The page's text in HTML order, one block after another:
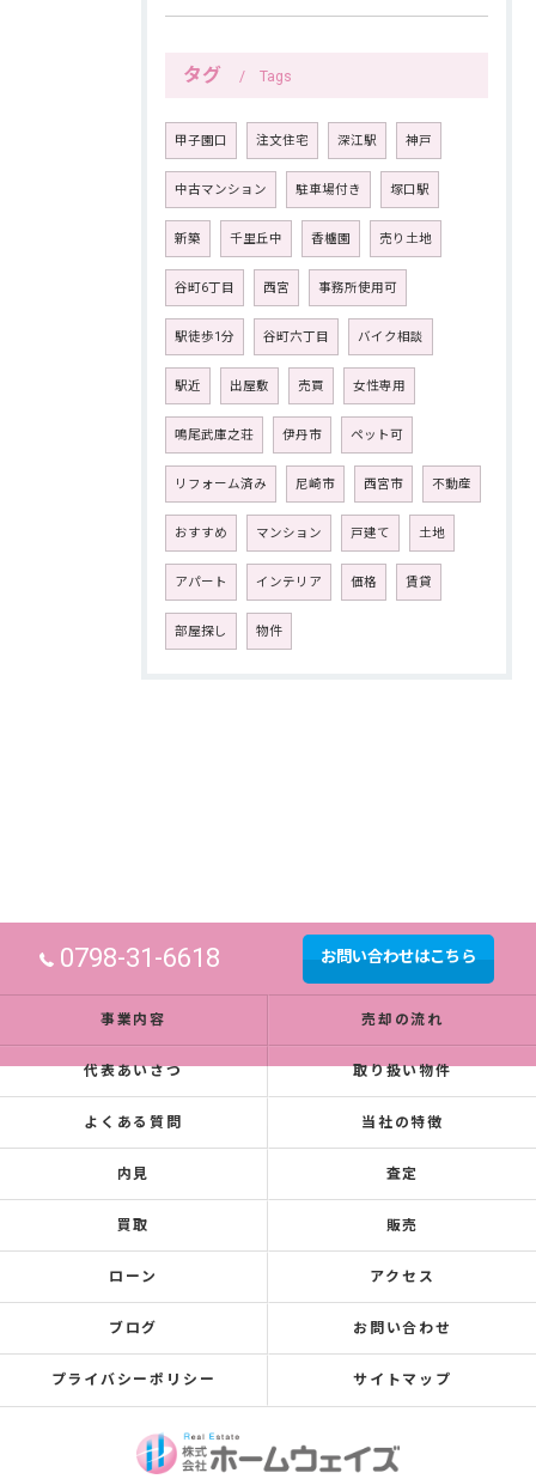
タグ Tags
甲子園口 注文住宅 深江駅 神戸
中古マンション 駐車場付き 塚口駅
新築 千里丘中 香櫨園 売り土地
谷町6丁目 西宮 事務所使用可
駅徒歩1分 谷町六丁目 バイク相談
駅近 出屋敷 売買 女性専用
鳴尾武庫之荘 伊丹市 ペット可
リフォーム済み 尼崎市 西宮市 不動産
おすすめ マンション 戸建て 土地
アパート インテリア 価格 賃貸
部屋探し 物件
0798-31-6618 お問い合わせはこちら
事業内容 売却の流れ
代表あいさつ 取り扱い物件
よくある質問 当社の特徴
内見 査定
買取 販売
ローン アクセス
ブログ お問い合わせ
プライバシーポリシー サイトマップ